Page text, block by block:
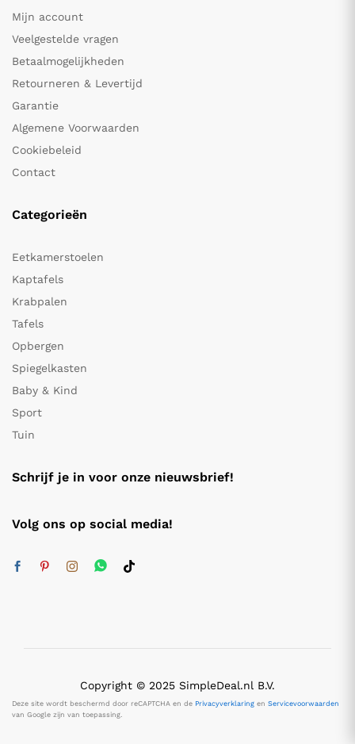
Mijn account
Veelgestelde vragen
Betaalmogelijkheden
Retourneren & Levertijd
Garantie
Algemene Voorwaarden
Cookiebeleid
Contact
Categorieën
Eetkamerstoelen
Kaptafels
Krabpalen
Tafels
Opbergen
Spiegelkasten
Baby & Kind
Sport
Tuin
Schrijf je in voor onze nieuwsbrief!
Volg ons op social media!
Copyright © 2025 SimpleDeal.nl B.V.
Deze site wordt beschermd door reCAPTCHA en de Privacyverklaring en Servicevoorwaarden
van Google zijn van toepassing.